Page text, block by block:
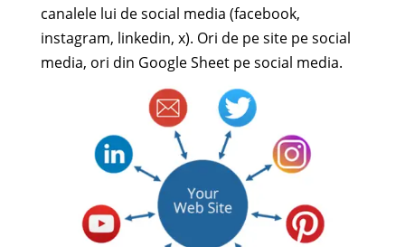
canalele lui de social media (facebook,
instagram, linkedin, x). Ori de pe site pe social
media, ori din Google Sheet pe social media.